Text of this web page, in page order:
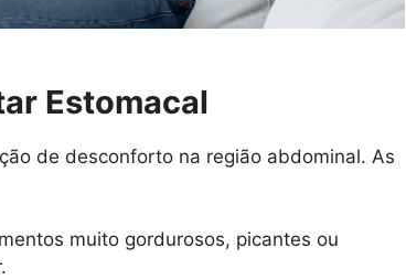
Estomacal
de desconforto na região abdominal. As
muito gordurosos, picantes ou